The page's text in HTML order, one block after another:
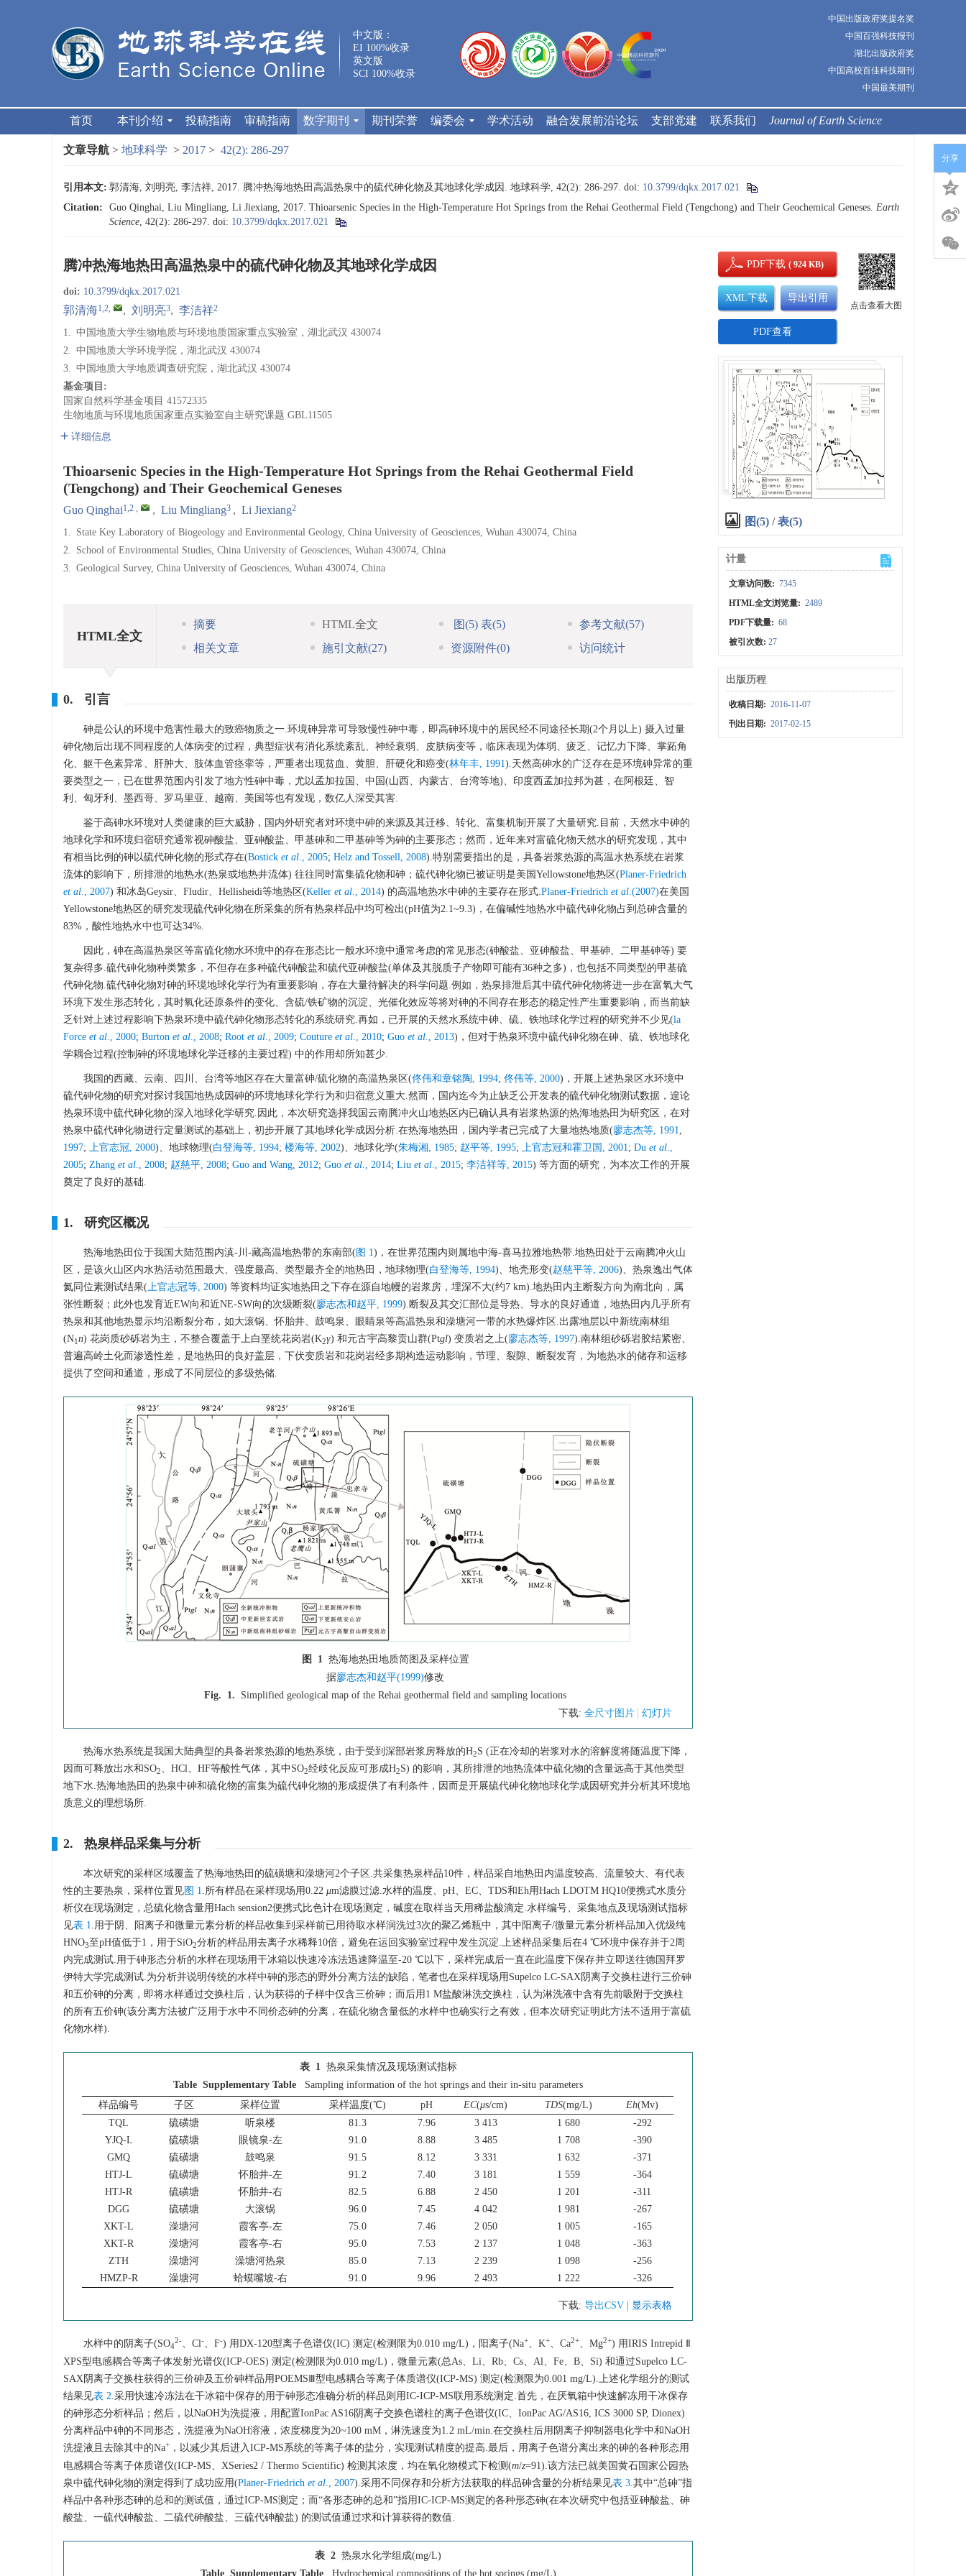
中文版：
EI 100%收录
英文版
SCI 100%收录
中国出版政府奖提名奖
中国百强科技报刊
湖北出版政府奖
中国高校百佳科技期刊
中国最美期刊
首页 本刊介绍 投稿指南 审稿指南 数字期刊 期刊荣誉 编委会 学术活动 融合发展前沿论坛 支部党建 联系我们 Journal of Earth Science
文章导航 > 地球科学 > 2017 > 42(2): 286-297
引用本文: 郭清海, 刘明亮, 李洁祥, 2017. 腾冲热海地热田高温热泉中的硫代砷化物及其地球化学成因. 地球科学, 42(2): 286-297. doi: 10.3799/dqkx.2017.021
Citation:
Guo Qinghai, Liu Mingliang, Li Jiexiang, 2017. Thioarsenic Species in the High-Temperature Hot Springs from the Rehai Geothermal Field (Tengchong) and Their Geochemical Geneses. Earth
Science, 42(2): 286-297. doi: 10.3799/dqkx.2017.021
腾冲热海地热田高温热泉中的硫代砷化物及其地球化学成因
doi: 10.3799/dqkx.2017.021
郭清海1,2, , 刘明亮3, 李洁祥2
1. 中国地质大学生物地质与环境地质国家重点实验室，湖北武汉 430074
2. 中国地质大学环境学院，湖北武汉 430074
3. 中国地质大学地质调查研究院，湖北武汉 430074
基金项目:
国家自然科学基金项目 41572335
生物地质与环境地质国家重点实验室自主研究课题 GBL11505
详细信息
Thioarsenic Species in the High-Temperature Hot Springs from the Rehai Geothermal Field
(Tengchong) and Their Geochemical Geneses
Guo Qinghai1,2 , , Liu Mingliang3 , Li Jiexiang2
1. State Key Laboratory of Biogeology and Environmental Geology, China University of Geosciences, Wuhan 430074, China
2. School of Environmental Studies, China University of Geosciences, Wuhan 430074, China
3. Geological Survey, China University of Geosciences, Wuhan 430074, China
HTML全文
摘要 HTML全文 图(5) 表(5) 参考文献(57)
相关文章
施引文献(27) 资源附件(0) 访问统计
0. 引言
砷是公认的环境中危害性最大的致癌物质之一.环境砷异常可导致慢性砷中毒，即高砷环境中的居民经不同途径长期(2个月以上) 摄入过量
砷化物后出现不同程度的人体病变的过程，典型症状有消化系统紊乱、神经衰弱、皮肤病变等，临床表现为体弱、疲乏、记忆力下降、掌跖角
化、躯干色素异常、肝肿大、肢体血管痉挛等，严重者出现贫血、黄胆、肝硬化和癌变(林年丰, 1991).天然高砷水的广泛存在是环境砷异常的重
要类型之一，已在世界范围内引发了地方性砷中毒，尤以孟加拉国、中国(山西、内蒙古、台湾等地)、印度西孟加拉邦为甚，在阿根廷、智
利、匈牙利、墨西哥、罗马里亚、越南、美国等也有发现，数亿人深受其害.
鉴于高砷水环境对人类健康的巨大威胁，国内外研究者对环境中砷的来源及其迁移、转化、富集机制开展了大量研究.目前，天然水中砷的
地球化学和环境归宿研究通常视砷酸盐、亚砷酸盐、甲基砷和二甲基砷等为砷的主要形态；然而，近年来对富硫化物天然水的研究发现，其中
有相当比例的砷以硫代砷化物的形式存在(Bostick et al., 2005; Helz and Tossell, 2008).特别需要指出的是，具备岩浆热源的高温水热系统在岩浆
流体的影响下，所排泄的地热水(热泉或地热井流体) 往往同时富集硫化物和砷；硫代砷化物已被证明是美国Yellowstone地热区(Planer-Friedrich
et al., 2007) 和冰岛Geysir、Fludir、Hellisheidi等地热区(Keller et al., 2014) 的高温地热水中砷的主要存在形式.Planer-Friedrich et al.(2007)在美国
Yellowstone地热区的研究发现硫代砷化物在所采集的所有热泉样品中均可检出(pH值为2.1~9.3)，在偏碱性地热水中硫代砷化物占到总砷含量的
83%，酸性地热水中也可达34%.
因此，砷在高温热泉区等富硫化物水环境中的存在形态比一般水环境中通常考虑的常见形态(砷酸盐、亚砷酸盐、甲基砷、二甲基砷等) 要
复杂得多.硫代砷化物种类繁多，不但存在多种硫代砷酸盐和硫代亚砷酸盐(单体及其脱质子产物即可能有36种之多)，也包括不同类型的甲基硫
代砷化物.硫代砷化物对砷的环境地球化学行为有重要影响，存在大量待解决的科学问题.例如，热泉排泄后其中硫代砷化物将进一步在富氧大气
环境下发生形态转化，其时氧化还原条件的变化、含硫/铁矿物的沉淀、光催化效应等将对砷的不同存在形态的稳定性产生重要影响，而当前缺
乏针对上述过程影响下热泉环境中硫代砷化物形态转化的系统研究.再如，已开展的天然水系统中砷、硫、铁地球化学过程的研究并不少见(la
Force et al., 2000; Burton et al., 2008; Root et al., 2009; Couture et al., 2010; Guo et al., 2013)，但对于热泉环境中硫代砷化物在砷、硫、铁地球化
学耦合过程(控制砷的环境地球化学迁移的主要过程) 中的作用却所知甚少.
我国的西藏、云南、四川、台湾等地区存在大量富砷/硫化物的高温热泉区(佟伟和章铭陶, 1994; 佟伟等, 2000)，开展上述热泉区水环境中
硫代砷化物的研究对探讨我国地热成因砷的环境地球化学行为和归宿意义重大.然而，国内迄今为止缺乏公开发表的硫代砷化物测试数据，遑论
热泉环境中硫代砷化物的深入地球化学研究.因此，本次研究选择我国云南腾冲火山地热区内已确认具有岩浆热源的热海地热田为研究区，在对
热泉中硫代砷化物进行定量测试的基础上，初步开展了其地球化学成因分析.在热海地热田，国内学者已完成了大量地热地质(廖志杰等, 1991,
1997; 上官志冠, 2000)、地球物理(白登海等, 1994; 楼海等, 2002)、地球化学(朱梅湘, 1985; 赵平等, 1995; 上官志冠和霍卫国, 2001; Du et al.,
2005; Zhang et al., 2008; 赵慈平, 2008; Guo and Wang, 2012; Guo et al., 2014; Liu et al., 2015; 李洁祥等, 2015) 等方面的研究，为本次工作的开展
奠定了良好的基础.
1. 研究区概况
热海地热田位于我国大陆范围内滇-川-藏高温地热带的东南部(图 1)，在世界范围内则属地中海-喜马拉雅地热带.地热田处于云南腾冲火山
区，是该火山区内水热活动范围最大、强度最高、类型最齐全的地热田，地球物理(白登海等, 1994)、地壳形变(赵慈平等, 2006)、热泉逸出气体
氦同位素测试结果(上官志冠等, 2000) 等资料均证实地热田之下存在源自地幔的岩浆房，埋深不大(约7 km).地热田内主断裂方向为南北向，属
张性断裂；此外也发育近EW向和近NE-SW向的次级断裂(廖志杰和赵平, 1999).断裂及其交汇部位是导热、导水的良好通道，地热田内几乎所有
热泉和其他地热显示均沿断裂分布，如大滚锅、怀胎井、鼓鸣泉、眼睛泉等高温热泉和澡塘河一带的水热爆炸区.出露地层以中新统南林组
(N1 n) 花岗质砂砾岩为主，不整合覆盖于上白垩统花岗岩(K2γ) 和元古宇高黎贡山群(Ptgl) 变质岩之上(廖志杰等, 1997).南林组砂砾岩胶结紧密、
普遍高岭土化而渗透性差，是地热田的良好盖层，下伏变质岩和花岗岩经多期构造运动影响，节理、裂隙、断裂发育，为地热水的储存和运移
提供了空间和通道，形成了不同层位的多级热储.
图 1 热海地热田地质简图及采样位置
据廖志杰和赵平(1999)修改
Fig. 1.
Simplified geological map of the Rehai geothermal field and sampling locations
下载: 全尺寸图片 幻灯片
热海水热系统是我国大陆典型的具备岩浆热源的地热系统，由于受到深部岩浆房释放的H2S (正在冷却的岩浆对水的溶解度将随温度下降，
因而可释放出水和SO2、HCl、HF等酸性气体，其中SO2经歧化反应可形成H2S) 的影响，其所排泄的地热流体中硫化物的含量远高于其他类型
地下水.热海地热田的热泉中砷和硫化物的富集为硫代砷化物的形成提供了有利条件，因而是开展硫代砷化物地球化学成因研究并分析其环境地
质意义的理想场所.
2. 热泉样品采集与分析
本次研究的采样区域覆盖了热海地热田的硫磺塘和澡塘河2个子区.共采集热泉样品10件，样品采自地热田内温度较高、流量较大、有代表
性的主要热泉，采样位置见图 1.所有样品在采样现场用0.22 μm滤膜过滤.水样的温度、pH、EC、TDS和Eh用Hach LDOTM HQ10便携式水质分
析仪在现场测定，总硫化物含量用Hach sension2便携式比色计在现场测定，碱度在取样当天用稀盐酸滴定.水样编号、采集地点及现场测试指标
见表 1.用于阴、阳离子和微量元素分析的样品收集到采样前已用待取水样润洗过3次的聚乙烯瓶中，其中阳离子/微量元素分析样品加入优级纯
HNO3至pH值低于1，用于SiO2分析的样品用去离子水稀释10倍，避免在运回实验室过程中发生沉淀.上述样品采集后在4 ℃环境中保存并于2周
内完成测试.用于砷形态分析的水样在现场用干冰箱以快速冷冻法迅速降温至-20 ℃以下，采样完成后一直在此温度下保存并立即送往德国拜罗
伊特大学完成测试.为分析并说明传统的水样中砷的形态的野外分离方法的缺陷，笔者也在采样现场用Supelco LC-SAX阴离子交换柱进行三价砷
和五价砷的分离，即将水样通过交换柱后，认为获得的子样中仅含三价砷；而后用1 M盐酸淋洗交换柱，认为淋洗液中含有先前吸附于交换柱
的所有五价砷(该分离方法被广泛用于水中不同价态砷的分离，在硫化物含量低的水样中也确实行之有效，但本次研究证明此方法不适用于富硫
化物水样).
表 1 热泉采集情况及现场测试指标
Table Supplementary Table
Sampling information of the hot springs and their in-situ parameters
样品编号
子区 采样位置 采样温度(℃) pH EC(μs/cm) TDS(mg/L) Eh(Mv)
TQL
硫磺塘 听泉楼 81.3 7.96 3 413 1 680
-292
YJQ-L
硫磺塘 眼镜泉-左 91.0 8.88 3 485 1 708
-390
GMQ
硫磺塘 鼓鸣泉 91.5 8.12 3 331 1 632
-371
HTJ-L
硫磺塘 怀胎井-左 91.2 7.40 3 181 1 559
-364
HTJ-R
硫磺塘 怀胎井-右 82.5 6.88 2 450 1 201
-311
DGG
硫磺塘 大滚锅 96.0 7.45 4 042 1 981
-267
XKT-L
澡塘河 霞客亭-左 75.0 7.46 2 050 1 005
-165
XKT-R
澡塘河 霞客亭-右 95.0 7.53 2 137 1 048
-363
ZTH
澡塘河 澡塘河热泉 85.0 7.13 2 239 1 098
-256
HMZP-R
澡塘河 蛤蟆嘴坡-右 91.0 9.96 2 493 1 222 -326
下载: 导出CSV | 显示表格
水样中的阴离子(SO4
2-、Cl-、F-) 用DX-120型离子色谱仪(IC) 测定(检测限为0.010 mg/L)，阳离子(Na+、K+、Ca2+、Mg2+) 用IRIS Intrepid Ⅱ
XPS型电感耦合等离子体发射光谱仪(ICP-OES) 测定(检测限为0.010 mg/L)，微量元素(总As、Li、Rb、Cs、Al、Fe、B、Si) 和通过Supelco LC-
SAX阴离子交换柱获得的三价砷及五价砷样品用POEMSⅢ型电感耦合等离子体质谱仪(ICP-MS) 测定(检测限为0.001 mg/L).上述化学组分的测试
结果见表 2.采用快速冷冻法在干冰箱中保存的用于砷形态准确分析的样品则用IC-ICP-MS联用系统测定.首先，在厌氧箱中快速解冻用干冰保存
的砷形态分析样品；然后，以NaOH为洗提液，用配置IonPac AS16阴离子交换色谱柱的离子色谱仪(IC、IonPac AG/AS16, ICS 3000 SP, Dionex)
分离样品中砷的不同形态，洗提液为NaOH溶液，浓度梯度为20~100 mM，淋洗速度为1.2 mL/min.在交换柱后用阴离子抑制器电化学中和NaOH
洗提液且去除其中的Na+ ，以减少其后进入ICP-MS系统的等离子体的盐分，实现测试精度的提高.最后，用离子色谱分离出来的砷的各种形态用
电感耦合等离子体质谱仪(ICP-MS、XSeries2 / Thermo Scientific) 检测其浓度，均在氧化物模式下检测(m/z=91).该方法已就美国黄石国家公园热
泉中硫代砷化物的测定得到了成功应用(Planer-Friedrich et al., 2007).采用不同保存和分析方法获取的样品砷含量的分析结果见表 3.其中“总砷”指
样品中各种形态砷的总和的测试值，通过ICP-MS测定；而“各形态砷的总和”指用IC-ICP-MS测定的各种形态砷(在本次研究中包括亚砷酸盐、砷
酸盐、一硫代砷酸盐、二硫代砷酸盐、三硫代砷酸盐) 的测试值通过求和计算获得的数值.
表 2 热泉水化学组成(mg/L)
Table Supplementary Table
Hydrochemical compositions of the hot springs (mg/L)
PDF下载( 924 KB)
XML下载 导出引用
PDF查看
点击查看大图
图(5) /表(5)
计量
文章访问数: 7345
HTML全文浏览量: 2489
PDF下载量: 68
被引次数:27
出版历程
收稿日期: 2016-11-07
刊出日期: 2017-02-15
分享